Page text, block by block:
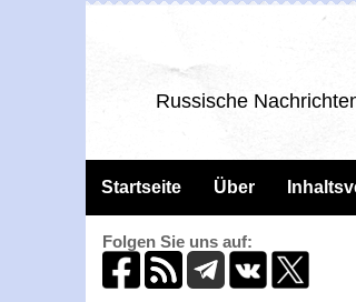
Russische
Startseite Über
Folgen Sie uns auf: